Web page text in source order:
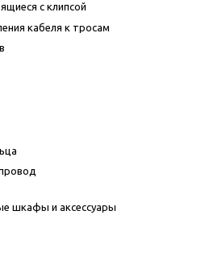
с клипсой
кабеля к тросам
шкафы и аксессуары